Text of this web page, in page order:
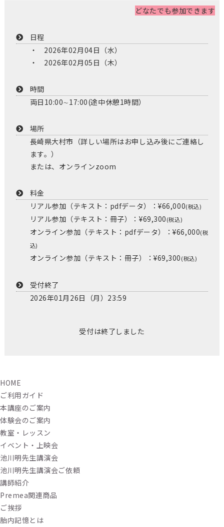
どなたでも参加できます
日程
2026年02月04日（水）
2026年02月05日（木）
時間
両日10:00∼17:00(途中休憩1時間）
場所
長崎県大村市（詳しい場所はお申し込み後にご連絡し
ます。）
または、オンラインzoom
料金
リアル参加（テキスト：pdfデータ）：¥66,000(税込)
リアル参加（テキスト：冊子）：¥69,300(税込)
オンライン参加（テキスト：pdfデータ）：¥66,000(税
込)
オンライン参加（テキスト：冊子）：¥69,300(税込)
受付終了
2026年01月26日（月）23:59
受付は終了しました
HOME
ご利用ガイド
本講座のご案内
体験会のご案内
教室・レッスン
イベント・上映会
池川明先生講演会
池川明先生講演会ご依頼
講師紹介
Premea関連商品
ご挨拶
胎内記憶とは